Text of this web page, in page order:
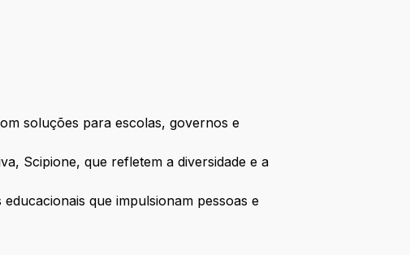
soluções para escolas, governos e
Scipione, que refletem a diversidade e a
que impulsionam pessoas e